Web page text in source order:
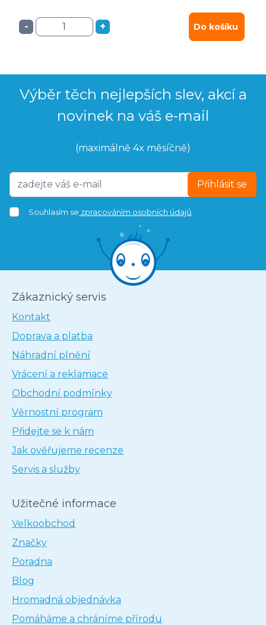
- + Do košíku
Výběr těch nejlepších slev, akcí a
novinek na váš e-mail
(maximálně 4x měsíčně)
Přihlásit se
Souhlasím se zpracováním osobních údajů
Zákaznický servis
Kontakt
Doprava a platba
Náhradní plnění
Vrácení a reklamace
Obchodní podmínky
Věrnostní program
Přidejte se k nám
Jak ověřujeme recenze
Servis a služby
Užitečné informace
Velkoobchod
Značky
Poradna
Blog
Hromadná objednávka
Pomáháme a chráníme přírodu